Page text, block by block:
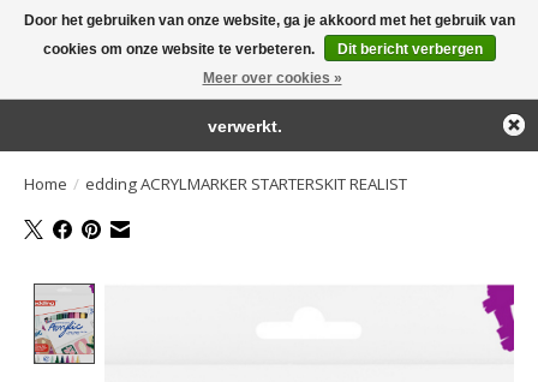
Large selection of products and fast shipping!
Home / edding ACRYLMARKER STARTERSKIT REALIST
Door het gebruiken van onze website, ga je akkoord met het gebruik van
cookies om onze website te verbeteren.
Dit bericht verbergen
Meer over cookies »
← Keer terug naar de backofficeDeze winkel is in aanbouw.
Eventueel geplaatste orders zullen niet worden gehonoreerd of
verwerkt.